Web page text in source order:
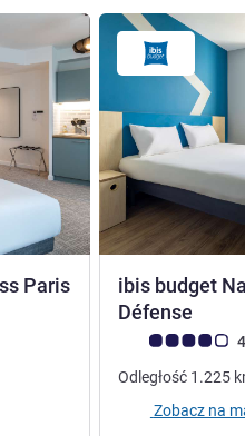
Paris
opinii
ibis budget
Défense
Ocena klientów
Odległość 1.225
Zobacz na